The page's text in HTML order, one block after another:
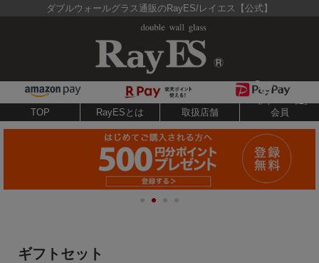
ダブルウォールグラス通販のRayES/レイエス【公式】
TOP RayESとは 取扱店舗 会員
ギフトセット